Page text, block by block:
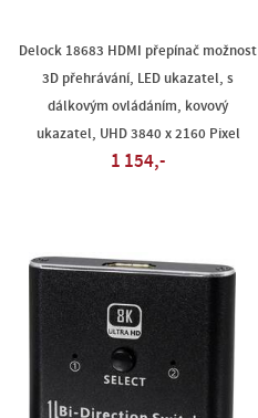
Delock 18683 HDMI přepínač možnost
3D přehrávání, LED ukazatel, s
dálkovým ovládáním, kovový
ukazatel, UHD 3840 x 2160 Pixel
1 154,-